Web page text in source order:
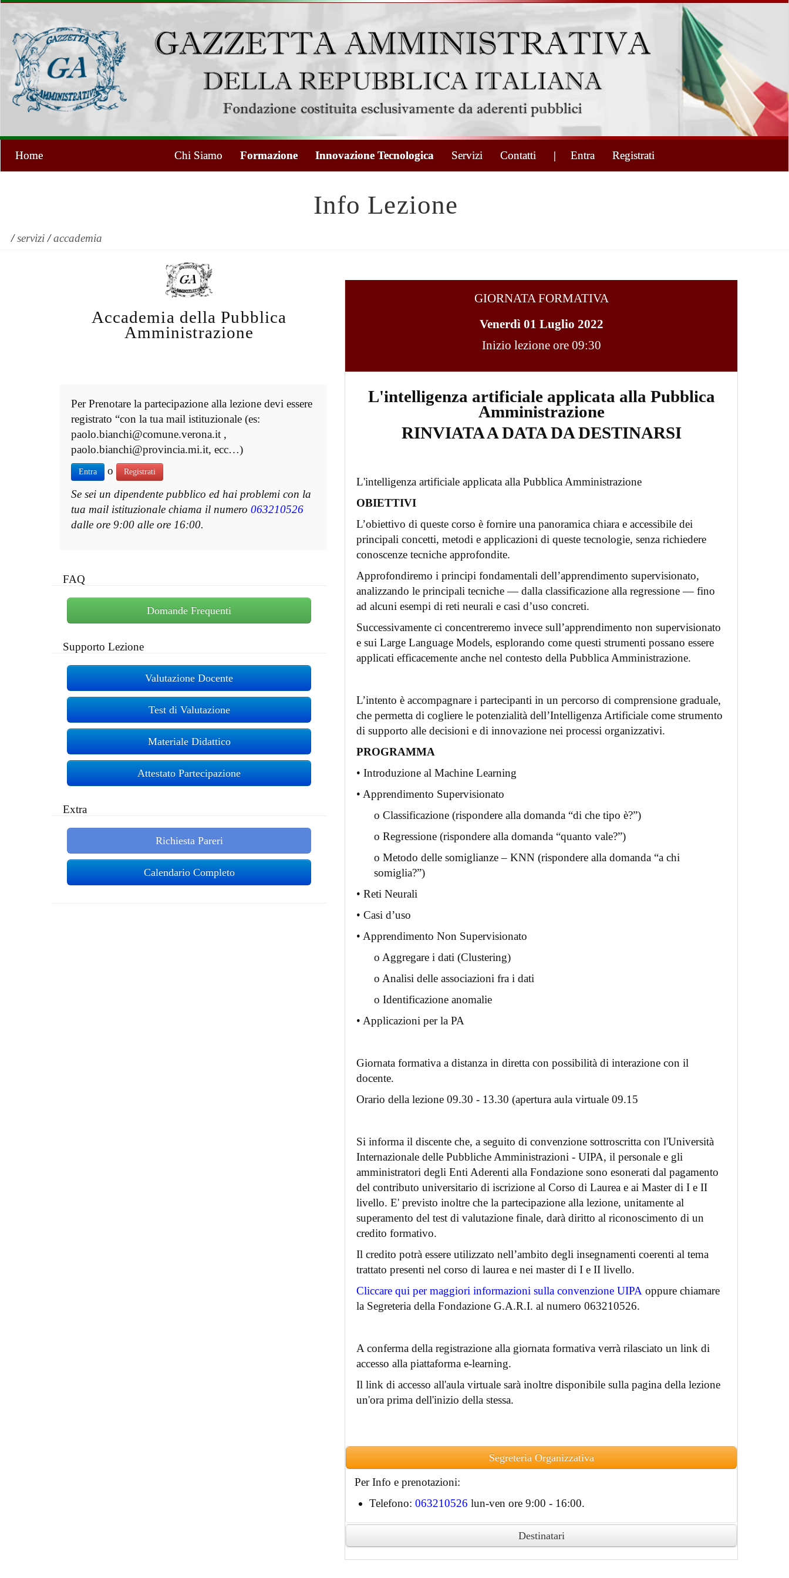
Home Chi Siamo Formazione Innovazione Tecnologica Servizi Contatti | Entra Registrati
Info Lezione
/servizi/accademia
Accademia della Pubblica
Amministrazione
Per Prenotare la partecipazione alla lezione devi essere
registrato “con la tua mail istituzionale (es:
paolo.bianchi@comune.verona.it ,
paolo.bianchi@provincia.mi.it, ecc…)
Entra o Registrati
Se sei un dipendente pubblico ed hai problemi con la
tua mail istituzionale chiama il numero 063210526
dalle ore 9:00 alle ore 16:00.
FAQ
Domande Frequenti
Supporto Lezione
Valutazione Docente
Test di Valutazione
Materiale Didattico
Attestato Partecipazione
Extra
Richiesta Pareri
Calendario Completo
GIORNATA FORMATIVA
Venerdì 01 Luglio 2022
Inizio lezione ore 09:30
L'intelligenza artificiale applicata alla Pubblica
Amministrazione
RINVIATA A DATA DA DESTINARSI
L'intelligenza artificiale applicata alla Pubblica Amministrazione
OBIETTIVI
L’obiettivo di queste corso è fornire una panoramica chiara e accessibile dei
principali concetti, metodi e applicazioni di queste tecnologie, senza richiedere
conoscenze tecniche approfondite.
Approfondiremo i principi fondamentali dell’apprendimento supervisionato,
analizzando le principali tecniche — dalla classificazione alla regressione — fino
ad alcuni esempi di reti neurali e casi d’uso concreti.
Successivamente ci concentreremo invece sull’apprendimento non supervisionato
e sui Large Language Models, esplorando come questi strumenti possano essere
applicati efficacemente anche nel contesto della Pubblica Amministrazione.
L’intento è accompagnare i partecipanti in un percorso di comprensione graduale,
che permetta di cogliere le potenzialità dell’Intelligenza Artificiale come strumento
di supporto alle decisioni e di innovazione nei processi organizzativi.
PROGRAMMA
• Introduzione al Machine Learning
• Apprendimento Supervisionato
o Classificazione (rispondere alla domanda “di che tipo è?”)
o Regressione (rispondere alla domanda “quanto vale?”)
o Metodo delle somiglianze – KNN (rispondere alla domanda “a chi
somiglia?”)
• Reti Neurali
• Casi d’uso
• Apprendimento Non Supervisionato
o Aggregare i dati (Clustering)
o Analisi delle associazioni fra i dati
o Identificazione anomalie
• Applicazioni per la PA
Giornata formativa a distanza in diretta con possibilità di interazione con il
docente.
Orario della lezione 09.30 - 13.30 (apertura aula virtuale 09.15
Si informa il discente che, a seguito di convenzione sottroscritta con l'Università
Internazionale delle Pubbliche Amministrazioni - UIPA, il personale e gli
amministratori degli Enti Aderenti alla Fondazione sono esonerati dal pagamento
del contributo universitario di iscrizione al Corso di Laurea e ai Master di I e II
livello. E' previsto inoltre che la partecipazione alla lezione, unitamente al
superamento del test di valutazione finale, darà diritto al riconoscimento di un
credito formativo.
Il credito potrà essere utilizzato nell’ambito degli insegnamenti coerenti al tema
trattato presenti nel corso di laurea e nei master di I e II livello.
Cliccare qui per maggiori informazioni sulla convenzione UIPA oppure chiamare
la Segreteria della Fondazione G.A.R.I. al numero 063210526.
A conferma della registrazione alla giornata formativa verrà rilasciato un link di
accesso alla piattaforma e-learning.
Il link di accesso all'aula virtuale sarà inoltre disponibile sulla pagina della lezione
un'ora prima dell'inizio della stessa.
Segreteria Organizzativa
Per Info e prenotazioni:
Telefono: 063210526 lun-ven ore 9:00 - 16:00.
Destinatari
Ai partecipanti accreditati sarà rilasciato attestato di partecipazione in formato